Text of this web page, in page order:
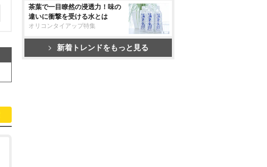
茶葉で一目瞭然の浸透力！味の
違いに衝撃を受ける水とは
オリコンタイアップ特集
新着トレンドをもっと見る